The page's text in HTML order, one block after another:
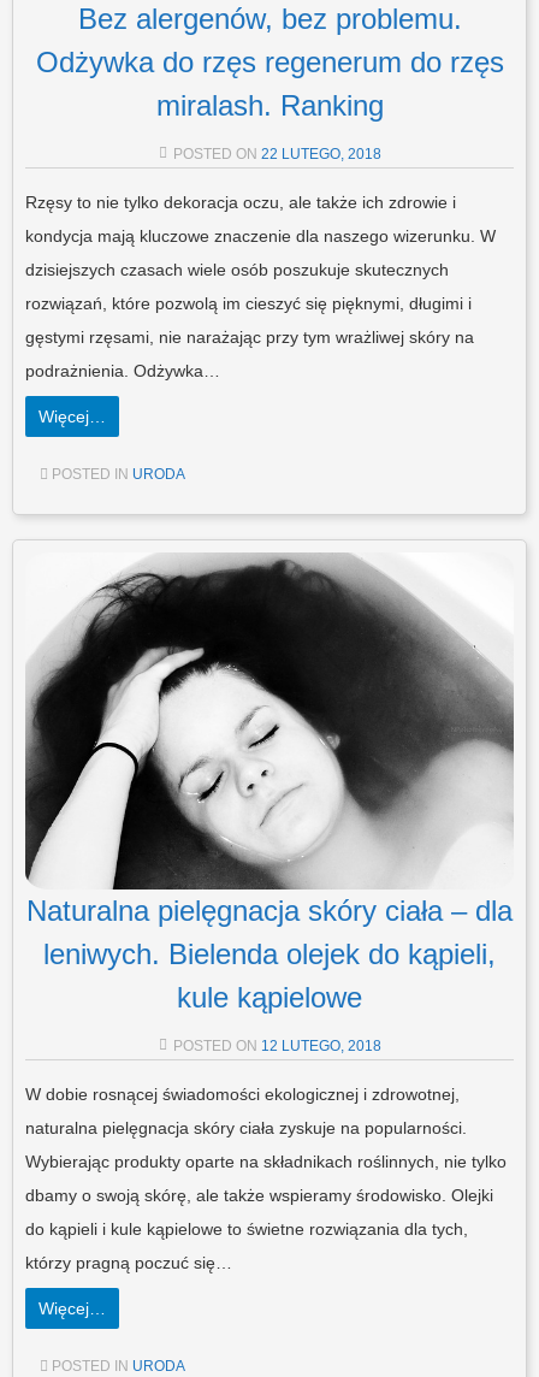
Bez alergenów, bez problemu.
Odżywka do rzęs regenerum do rzęs
miralash. Ranking
POSTED ON 22 LUTEGO, 2018
Rzęsy to nie tylko dekoracja oczu, ale także ich zdrowie i
kondycja mają kluczowe znaczenie dla naszego wizerunku. W
dzisiejszych czasach wiele osób poszukuje skutecznych
rozwiązań, które pozwolą im cieszyć się pięknymi, długimi i
gęstymi rzęsami, nie narażając przy tym wrażliwej skóry na
podrażnienia. Odżywka…
Więcej…
POSTED IN URODA
Naturalna pielęgnacja skóry ciała – dla
leniwych. Bielenda olejek do kąpieli,
kule kąpielowe
POSTED ON 12 LUTEGO, 2018
W dobie rosnącej świadomości ekologicznej i zdrowotnej,
naturalna pielęgnacja skóry ciała zyskuje na popularności.
Wybierając produkty oparte na składnikach roślinnych, nie tylko
dbamy o swoją skórę, ale także wspieramy środowisko. Olejki
do kąpieli i kule kąpielowe to świetne rozwiązania dla tych,
którzy pragną poczuć się…
Więcej…
POSTED IN URODA